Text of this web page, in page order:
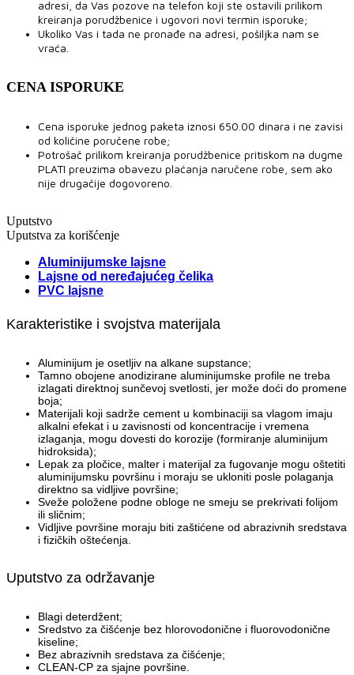
adresi, da Vas pozove na telefon koji ste ostavili prilikom
kreiranja porudžbenice i ugovori novi termin isporuke;
Ukoliko Vas i tada ne pronađe na adresi, pošiljka nam se
vraća.
CENA ISPORUKE
Cena isporuke jednog paketa iznosi 650.00 dinara i ne zavisi
od količine poručene robe;
Potrošač prilikom kreiranja porudžbenice pritiskom na dugme
PLATI preuzima obavezu plaćanja naručene robe, sem ako
nije drugačije dogovoreno.
Uputstvo
Uputstva za korišćenje
Aluminijumske lajsne
Lajsne od neređajućeg čelika
PVC lajsne
Karakteristike i svojstva materijala
Aluminijum je osetljiv na alkane supstance;
Tamno obojene anodizirane aluminijumske profile ne treba
izlagati direktnoj sunčevoj svetlosti, jer može doći do promene
boja;
Materijali koji sadrže cement u kombinaciji sa vlagom imaju
alkalni efekat i u zavisnosti od koncentracije i vremena
izlaganja, mogu dovesti do korozije (formiranje aluminijum
hidroksida);
Lepak za pločice, malter i materijal za fugovanje mogu oštetiti
aluminijumsku površinu i moraju se ukloniti posle polaganja
direktno sa vidljive površine;
Sveže položene podne obloge ne smeju se prekrivati folijom
ili sličnim;
Vidljive površine moraju biti zaštićene od abrazivnih sredstava
i fizičkih oštećenja.
Uputstvo za održavanje
Blagi deterdžent;
Sredstvo za čišćenje bez hlorovodonične i fluorovodonične
kiseline;
Bez abrazivnih sredstava za čišćenje;
CLEAN-CP za sjajne površine.